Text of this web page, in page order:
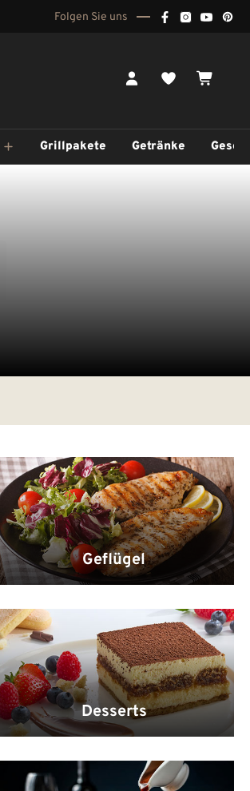
Folgen Sie uns
Du hast 0
Grillpakete Getränke
Geflügel
Desserts